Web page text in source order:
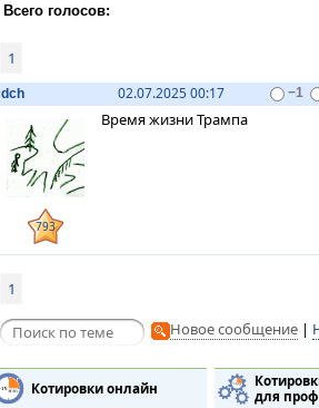
Всего голосов:
1
dch 02.07.2025 00:17 −1
793
Время жизни Трампа
1
Новое сообщение|
Котировки онлайн
для